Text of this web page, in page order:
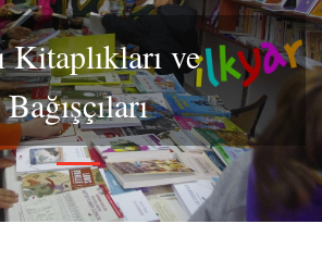
Kitaplıkları ve
Bağışçıları